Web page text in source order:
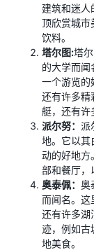
建筑和迷人
顶欣赏城市
饮料。
塔尔图:塔
的大学而闻
一个游览的
还有许多精
艇，还有许
派尔努： 派
地。它以其
动的好地方
部和餐厅，
奥泰佩： 奥
而闻名。这
还有许多湖
迹，例如古
地美食。